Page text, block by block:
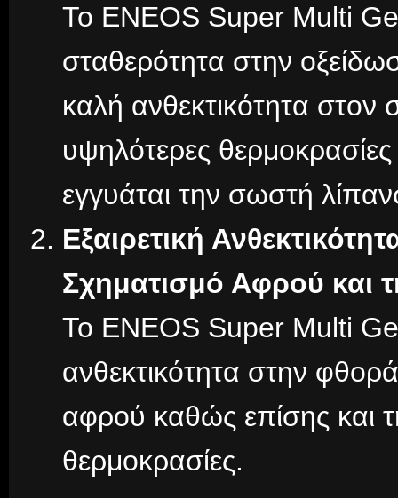
Το ENEOS Super Multi
σταθερότητα στην
καλή ανθεκτικότητα
υψηλότερες
εγγυάται την σωστή
Εξαιρετική
Σχηματισμό Αφρού και
Το ENEOS Super Multi
ανθεκτικότητα στην
αφρού καθώς επίσης και
θερμοκρασίες.